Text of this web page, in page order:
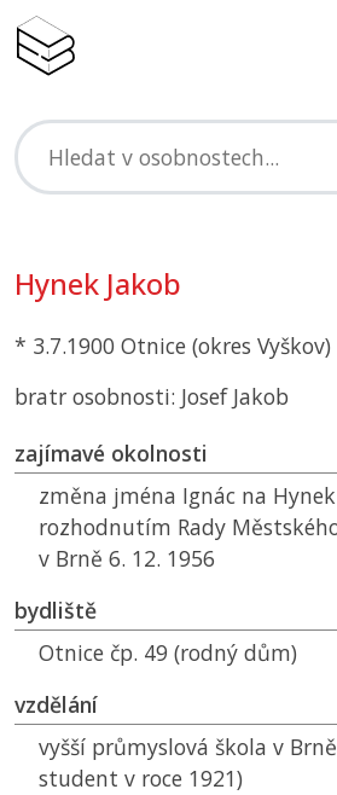
Hynek Jakob
* 3.7.1900 Otnice (okres Vyškov)
bratr osobnosti: Josef Jakob
zajímavé okolnosti
změna jména Ignác na
rozhodnutím Rady
v Brně 6. 12. 1956
bydliště
Otnice čp. 49 (rodný dům)
vzdělání
vyšší průmyslová škola v
student v roce 1921)